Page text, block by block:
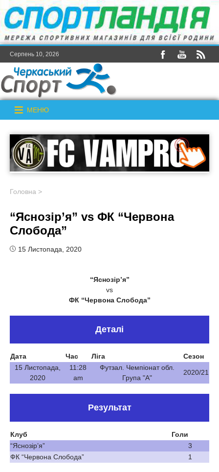
Серпень 10, 2026
МЕНЮ
Головна >
“Яснозір’я” vs ФК “Червона
Слобода”
15 Листопада, 2020
“Яснозір’я”
vs
ФК “Червона Слобода”
Деталі
Дата Час Ліга
Сезон
15 Листопада,
2020
11:28
am
Футзал. Чемпіонат обл.
Група "А"
2020/21
Результат
Клуб
Голи
“Яснозір’я”
3
ФК “Червона Слобода”
1